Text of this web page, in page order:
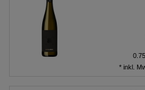
0.75
* inkl.